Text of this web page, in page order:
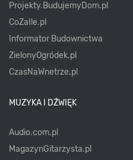
Projekty.BudujemyDom.pl
CoZaIle.pl
Informator Budownictwa
ZielonyOgródek.pl
CzasNaWnetrze.pl
MUZYKA I DŹWIĘK
Audio.com.pl
MagazynGitarzysta.pl